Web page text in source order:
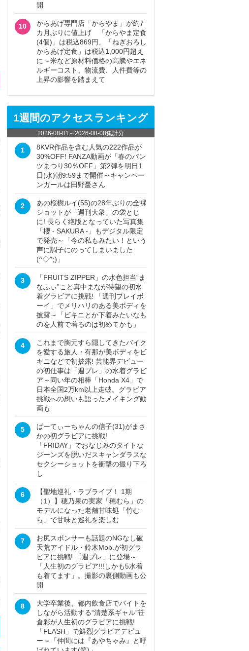
開
10
からあげ専門店「からやま」が約7
カ月ぶりに値上げ 「からやま定食
(4個)」は税込869円、「ねぎおろし
からあげ定食」は税込1,000円超え
に～米など原材料価格の高騰やエネ
ルギーコスト、物流費、人件費等の
上昇の影響を踏まえて
1週間のアクセスランキング
2026-08-01 ～2026-08-08集計分
1
8KVR作品を含む人気の222作品が
30%OFF! FANZA動画が「春のパン
ツまつり30％OFF」第2弾を明日1
日(水)朝9:59まで開催～キャンペー
ンガールは田野憂さん
2
あの桜樹ルイ(55)の28年ぶりの全裸
ショットが「週刊大衆」の袋とじ
に! 長らく絶版となっていた写真集
「櫻 - SAKURA -」もデジタル限定
で発売～「今の私もみたい！という
声に調子にのってしまいました
(^◇^;)」
3
「FRUITS ZIPPER」の水色担当“ま
なふぃ”こと真中まなが待望の初水
着グラビアに挑戦! 「週刊プレイボ
ーイ」でメリハリのある美ボディを
披露～「ビキニとか下着みたいなも
のを人前で着るのは初めてかも」
4
これまで胸元すら隠してきたバイク
を愛する旅人・有那が美ボディをビ
キニなどで初披露! 芸能界デビュー
の初仕事は「週プレ」の水着グラビ
ア～同い年の相棒「Honda X4」で
日本全国2万km以上走破。グラビア
挑戦への想いも語ったメイキング動
画も
5
ぱーてぃーちゃんの信子(31)がまさ
かの初グラビアに挑戦!
「FRIDAY」でおなじみのタイトな
ジーンズを脱いだスキャンダラスな
セクシーショットを衝撃の撮り下ろ
し
6
【聖地巡礼・ラブライブ！ 1期
（1）】穂乃果の実家「穂むら」の
モデルになった老舗甘味処「竹む
ら」で甘味と巡礼を楽しむ
7
お尻スポンサーも話題のNGなし破
天荒アイドル・鈴木Mob.が初グラ
ビアに挑戦! 「週プレ」に登場～
「人生初のグラビア!!!しかも5水着
も着てます」。撮影の裏側動画も公
開
8
大学卒業後、都内飲食店でバイトを
しながら活動する“清楚系ギャル”笹
倉彩が人生初のグラビアに挑戦!
「FLASH」で鮮烈グラビアデビュ
ー～「仲間には『あやちゃみ』と呼